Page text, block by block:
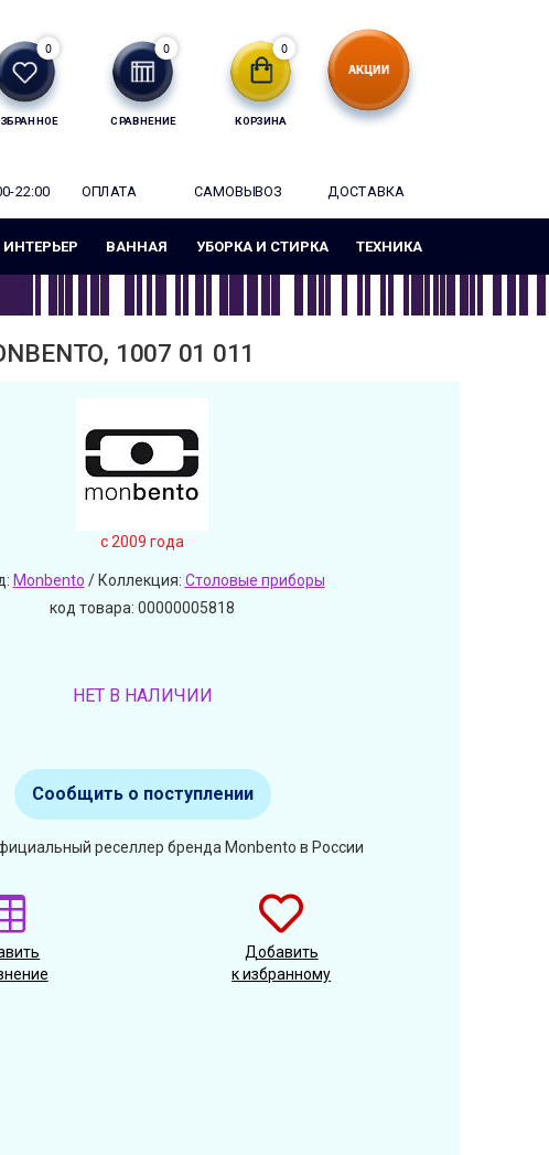
0
СРАВНЕНИЕ
0
КОРЗИНА
0
22:00 ОПЛАТА САМОВЫВОЗ ДОСТАВКА
ИНТЕРЬЕР ВАННАЯ УБОРКА И СТИРКА ТЕХНИКА
1007 01 011
c 2009 года
Monbento / Коллекция: Столовые приборы
код товара: 00000005818
НЕТ В НАЛИЧИИ
Сообщить о поступлении
реселлер бренда Monbento в России
Добавить
к избранному